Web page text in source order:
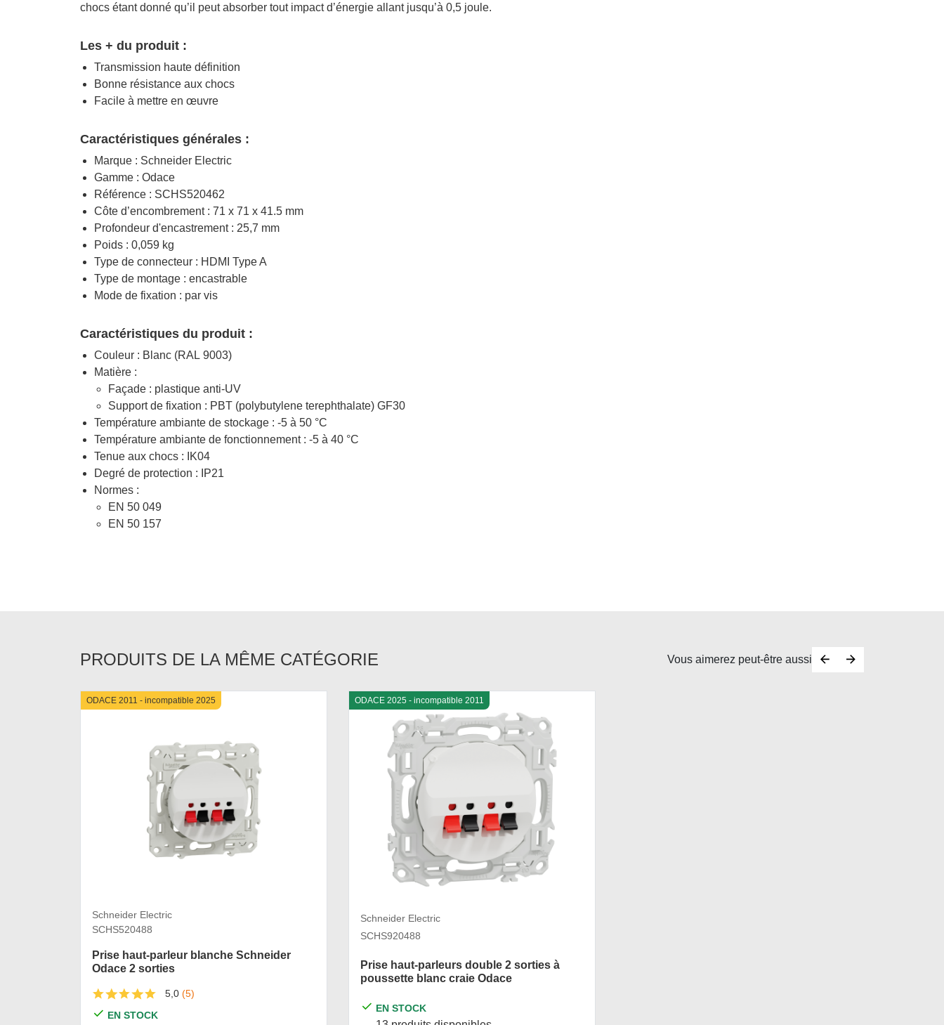
chocs étant donné qu’il peut absorber tout impact d’énergie allant jusqu’à 0,5 joule.
Les + du produit :
Transmission haute définition
Bonne résistance aux chocs
Facile à mettre en œuvre
Caractéristiques générales :
Marque : Schneider Electric
Gamme : Odace
Référence : SCHS520462
Côte d’encombrement : 71 x 71 x 41.5 mm
Profondeur d'encastrement : 25,7 mm
Poids : 0,059 kg
Type de connecteur : HDMI Type A
Type de montage : encastrable
Mode de fixation : par vis
Caractéristiques du produit :
Couleur : Blanc (RAL 9003)
Matière :
Façade : plastique anti-UV
Support de fixation : PBT (polybutylene terephthalate) GF30
Température ambiante de stockage : -5 à 50 °C
Température ambiante de fonctionnement : -5 à 40 °C
Tenue aux chocs : IK04
Degré de protection : IP21
Normes :
EN 50 049
EN 50 157
PRODUITS DE LA MÊME CATÉGORIE Vous aimerez peut-être aussi
ODACE 2011 - incompatible 2025
Schneider Electric
SCHS520488
Prise haut-parleur blanche Schneider
Odace 2 sorties
5,0 (5)
EN STOCK
ODACE 2025 - incompatible 2011
Schneider Electric
SCHS920488
Prise haut-parleurs double 2 sorties à
poussette blanc craie Odace
EN STOCK